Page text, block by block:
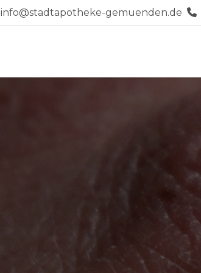
info@stadtapotheke-gemuenden.de